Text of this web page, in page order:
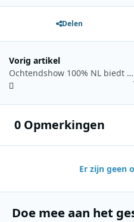
Delen
Vorig artikel
Ochtendshow 100% NL biedt taxiservice tijdens treinstaking
0 Opmerkingen
Er zijn geen
Doe mee aan het